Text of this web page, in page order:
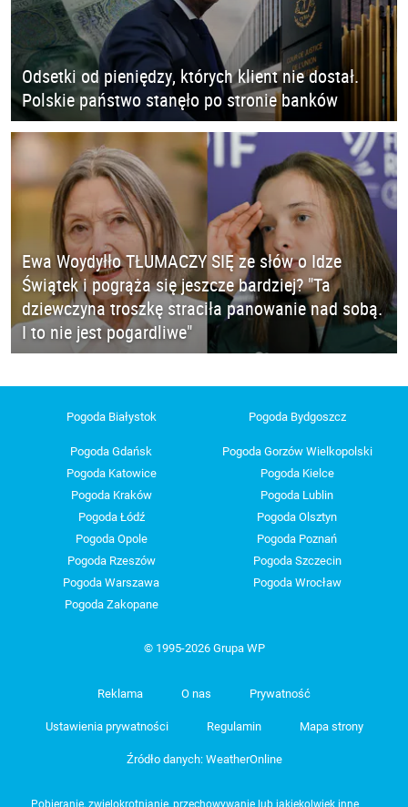
Odsetki od pieniędzy, których klient nie dostał.
Polskie państwo stanęło po stronie banków
Ewa Woydyłło TŁUMACZY SIĘ ze słów o Idze
Świątek i pogrąża się jeszcze bardziej? "Ta
dziewczyna troszkę straciła panowanie nad sobą.
I to nie jest pogardliwe"
Pogoda Białystok Pogoda Bydgoszcz
Pogoda Gdańsk
Pogoda Gorzów Wielkopolski
Pogoda Katowice
Pogoda Kielce
Pogoda Kraków
Pogoda Lublin
Pogoda Łódź
Pogoda Olsztyn
Pogoda Opole
Pogoda Poznań
Pogoda Rzeszów
Pogoda Szczecin
Pogoda Warszawa
Pogoda Wrocław
Pogoda Zakopane
© 1995-2026 Grupa WP
Reklama O nas Prywatność
Ustawienia prywatności Regulamin Mapa strony
Źródło danych: WeatherOnline
Pobieranie, zwielokrotnianie, przechowywanie lub jakiekolwiek inne